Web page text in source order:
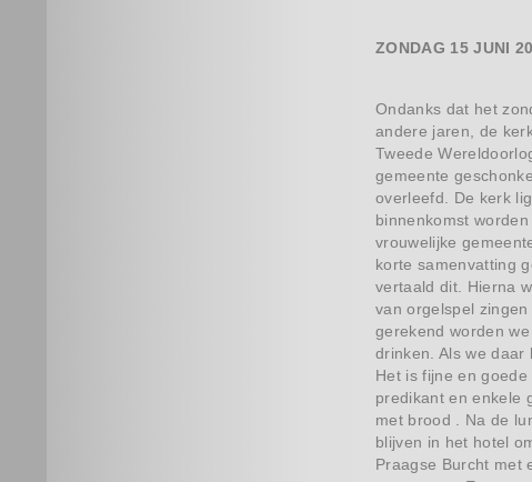
ZONDAG 15 JUNI
Ondanks dat het
andere jaren, de
Tweede
gemeente
overleefd. De kerk
binnenkomst
vrouwelijke
korte samenvatting
vertaald dit. Hierna
van orgelspel
gerekend worden
drinken. Als we daar
Het is fijne en
predikant en enkele
met brood . Na de
blijven in het hotel
Praagse Burcht met